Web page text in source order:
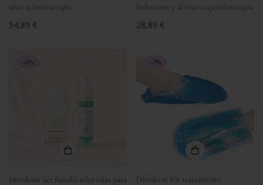
uñas quimioterapia
Precio
54,89 €
hidratante y aliviante quimioterapia
Precio
28,89 €
-6%
Desiderm Set fortalecedor uñas para
-7%
Desiderm Kit tratamiento